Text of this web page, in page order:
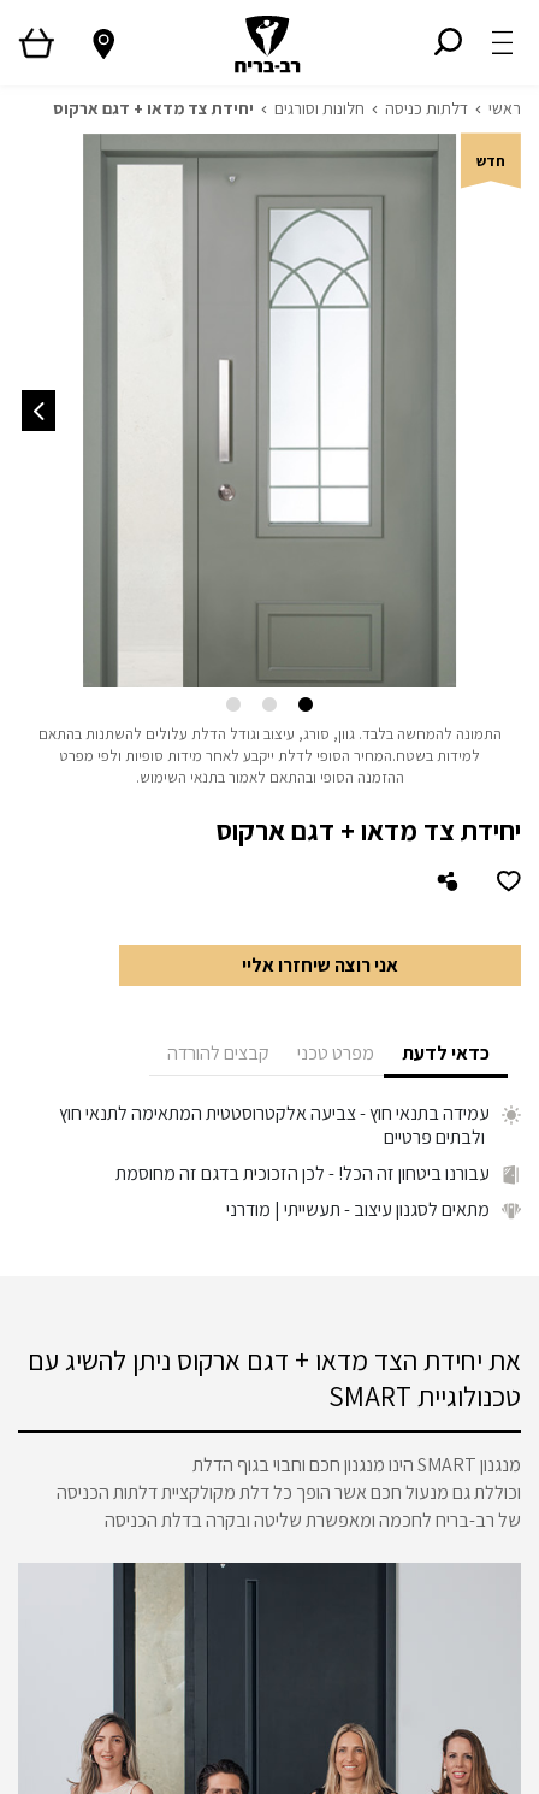
ראשי דלתות כניסה חלונות וסורגים יחידת צד מדאו + דגם ארקוס
יחידת צד מדאו + דגם ארקוס
אני רוצה שיחזרו אליי
כדאי לדעת מפרט טכני קבצים להורדה
עמידה בתנאי חוץ- צביעה אלקטרוסטטית המתאימה לתנאי חוץ
ולבתים פרטיים
עבורנו ביטחון זה הכל!- לכן הזכוכית בדגם זה מחוסמת
מתאים לסגנון עיצוב- תעשייתי | מודרני
חדש
התמונה להמחשה בלבד.גוון, סורג, עיצוב וגודל הדלת עלולים להשתנות בהתאם
למידות בשטח.המחיר הסופי לדלת ייקבע לאחר מידות סופיות ולפי מפרט
ההזמנה הסופי ובהתאם לאמור בתנאי השימוש.
את יחידת הצד מדאו + דגם ארקוס ניתן להשיג עם
טכנולוגיית SMART
מנגנון SMART הינו מנגנון חכם וחבוי בגוף הדלת
וכוללת גם מנעול חכם אשר הופך כל דלת מקולקציית דלתות הכניסה
של רב-בריח לחכמה ומאפשרת שליטה ובקרה בדלת הכניסה